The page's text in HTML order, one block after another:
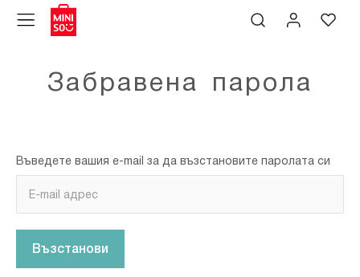
Забравена парола
Въведете вашия e-mail за да възстановите паролата си
Възстанови